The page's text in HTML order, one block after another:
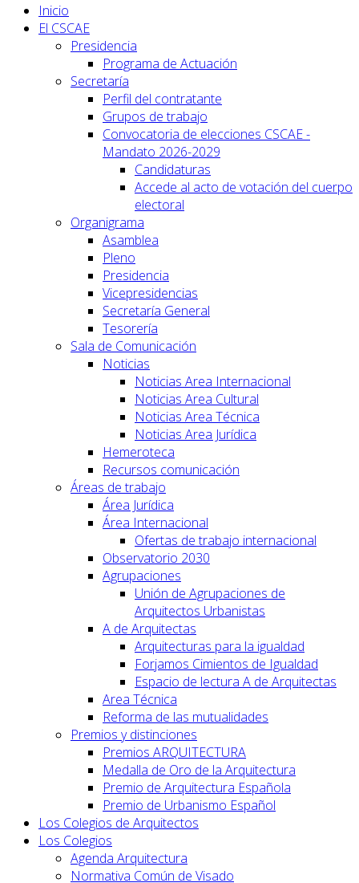
Inicio
El CSCAE
Presidencia
Programa de Actuación
Secretaría
Perfil del contratante
Grupos de trabajo
Convocatoria de elecciones CSCAE -
Mandato 2026-2029
Candidaturas
Accede al acto de votación del cuerpo
electoral
Organigrama
Asamblea
Pleno
Presidencia
Vicepresidencias
Secretaría General
Tesorería
Sala de Comunicación
Noticias
Noticias Area Internacional
Noticias Area Cultural
Noticias Area Técnica
Noticias Area Jurídica
Hemeroteca
Recursos comunicación
Áreas de trabajo
Área Jurídica
Área Internacional
Ofertas de trabajo internacional
Observatorio 2030
Agrupaciones
Unión de Agrupaciones de
Arquitectos Urbanistas
A de Arquitectas
Arquitecturas para la igualdad
Forjamos Cimientos de Igualdad
Espacio de lectura A de Arquitectas
Area Técnica
Reforma de las mutualidades
Premios y distinciones
Premios ARQUITECTURA
Medalla de Oro de la Arquitectura
Premio de Arquitectura Española
Premio de Urbanismo Español
Los Colegios de Arquitectos
Los Colegios
Agenda Arquitectura
Normativa Común de Visado